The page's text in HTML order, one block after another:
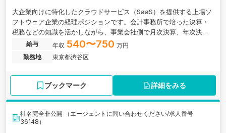
大企業向けに特化したクラウドサービス（SaaS）を提供する上場ソ
フトウェア企業の経理ポジションです。会計事務所で培った決算・
税務などの知識を活かしながら、事業会社側で月次決算、年次決
算、監査対応、管理会計など幅広い経理業務に携わることができま
す。
給与 年収 540〜750 万円
勤務地
東京都渋谷区
ブックマーク 詳細をみる
社名完全非公開 （エージェントに問い合わせください/求人番号
36148）